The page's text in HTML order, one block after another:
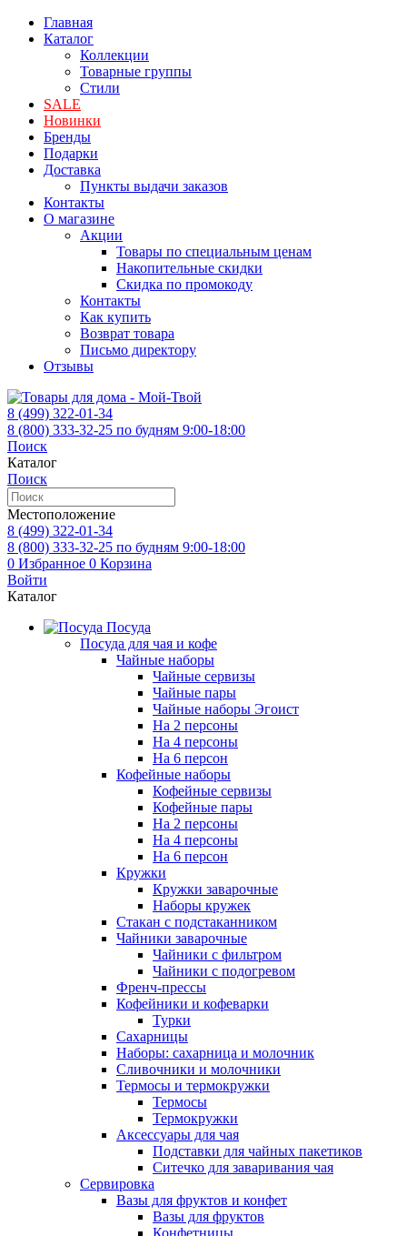
Главная
Каталог
Коллекции
Товарные группы
Стили
SALE
Новинки
Бренды
Подарки
Доставка
Пункты выдачи заказов
Контакты
О магазине
Акции
Товары по специальным ценам
Накопительные скидки
Скидка по промокоду
Контакты
Как купить
Возврат товара
Письмо директору
Отзывы
8 (499) 322-01-34
8 (800) 333-32-25 по будням 9:00-18:00
Поиск
Каталог
Поиск
Местоположение
8 (499) 322-01-34
8 (800) 333-32-25 по будням 9:00-18:00
0 Избранное 0 Корзина
Войти
Каталог
Посуда
Посуда для чая и кофе
Чайные наборы
Чайные сервизы
Чайные пары
Чайные наборы Эгоист
На 2 персоны
На 4 персоны
На 6 персон
Кофейные наборы
Кофейные сервизы
Кофейные пары
На 2 персоны
На 4 персоны
На 6 персон
Кружки
Кружки заварочные
Наборы кружек
Стакан с подстаканником
Чайники заварочные
Чайники с фильтром
Чайники с подогревом
Френч-прессы
Кофейники и кофеварки
Турки
Сахарницы
Наборы: сахарница и молочник
Сливочники и молочники
Термосы и термокружки
Термосы
Термокружки
Аксессуары для чая
Подставки для чайных пакетиков
Ситечко для заваривания чая
Сервировка
Вазы для фруктов и конфет
Вазы для фруктов
Конфетницы